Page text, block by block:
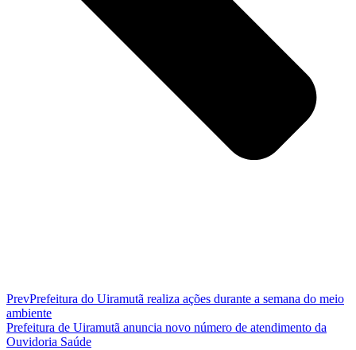
PrevPrefeitura do Uiramutã realiza ações durante a semana do meio
ambiente
Prefeitura de Uiramutã anuncia novo número de atendimento da
Ouvidoria Saúde